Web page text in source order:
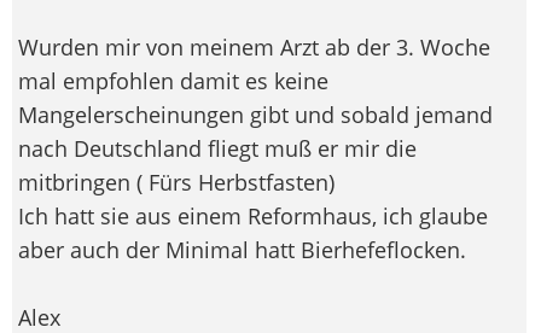
Wurden mir von meinem Arzt ab der 3. Woche
mal empfohlen damit es keine
Mangelerscheinungen gibt und sobald jemand
nach Deutschland fliegt muß er mir die
mitbringen ( Fürs Herbstfasten)
Ich hatt sie aus einem Reformhaus, ich glaube
aber auch der Minimal hatt Bierhefeflocken.
Alex